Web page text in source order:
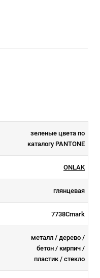
зеленые цвета по
каталогу PANTONE
ONLAK
глянцевая
7738Cmark
металл / дерево /
бетон / кирпич /
пластик / стекло